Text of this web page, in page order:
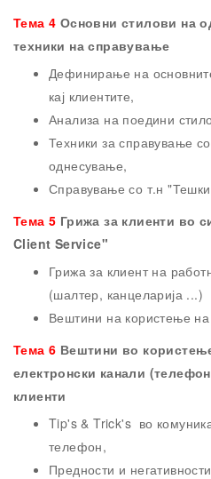
Тема 4 Основни стилови на
техники на справување
Дефинирање на
кај клиентите,
Анализа на поедини
Техники за справување
однесување,
Справување со т.н
Тема 5 Грижа за клиенти во
Client Service"
Грижа за клиент на
(шалтер, канцеларија ...)
Вештини на користење
Тема 6 Вештини во
електронски канали
клиенти
Tip's & Trick's во
телефон,
Предности и